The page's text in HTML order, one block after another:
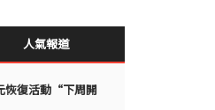
人氣報道
恢復活動“下周開